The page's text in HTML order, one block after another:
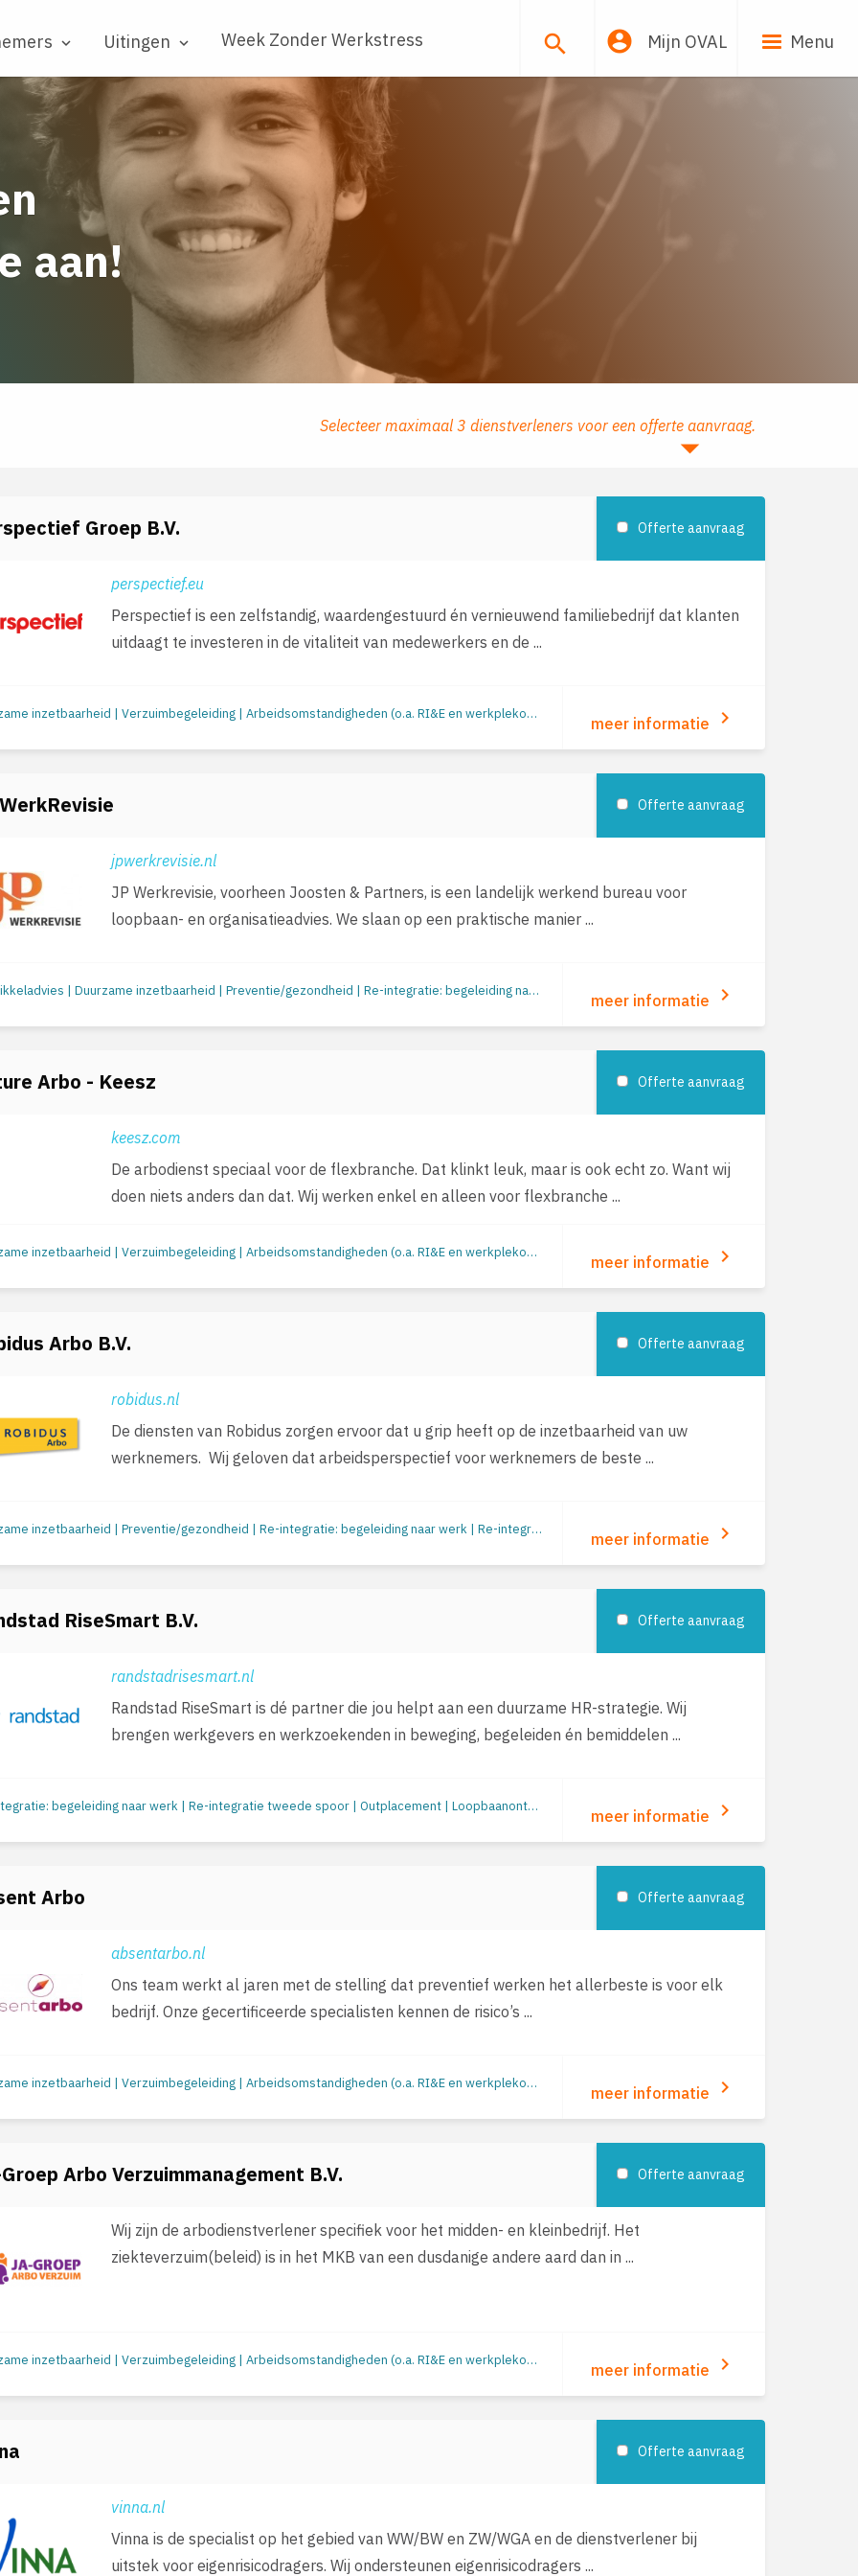
 Uitingen  Week Zonder Werkstress   Mijn OVAL Menu
aan!
Selecteer maximaal 3 dienstverleners voor een offerte aanvraag.
arrow_drop_down
Groep B.V. Offerte aanvraag
perspectief.eu
Perspectief is een zelfstandig, waardengestuurd én vernieuwend familiebedrijf dat klanten
uitdaagt te investeren in de vitaliteit van medewerkers en de ...
Duurzame inzetbaarheid | Verzuimbegeleiding | Arbeidsomstandigheden (o.a. RI&E en werkplekonderzoek) | Re-integratie: begeleiding naar werk | Jobcoaching | Re-integratie tweede spoor | Outplacement | Loopbaanbegeleiding | Loopbaanontwikkeling | Mobiliteit
meer informatie keyboard_arrow_right
Offerte aanvraag
jpwerkrevisie.nl
JP Werkrevisie, voorheen Joosten & Partners, is een landelijk werkend bureau voor
loopbaan- en organisatieadvies. We slaan op een praktische manier ...
Ontwikkeladvies | Duurzame inzetbaarheid | Preventie/gezondheid | Re-integratie: begeleiding naar werk | Re-integratie tweede spoor | Outplacement | Loopbaanbegeleiding | Loopbaanontwikkeling | Mobiliteit
meer informatie keyboard_arrow_right
Arbo - Keesz Offerte aanvraag
keesz.com
De arbodienst speciaal voor de flexbranche. Dat klinkt leuk, maar is ook echt zo. Want wij
doen niets anders dan dat. Wij werken enkel en alleen voor flexbranche ...
Duurzame inzetbaarheid | Verzuimbegeleiding | Arbeidsomstandigheden (o.a. RI&E en werkplekonderzoek) | Preventie/gezondheid | Re-integratie: begeleiding naar werk | Re-integratie tweede spoor
meer informatie keyboard_arrow_right
Arbo B.V. Offerte aanvraag
robidus.nl
De diensten van Robidus zorgen ervoor dat u grip heeft op de inzetbaarheid van uw
werknemers. Wij geloven dat arbeidsperspectief voor werknemers de beste ...
Duurzame inzetbaarheid | Preventie/gezondheid | Re-integratie: begeleiding naar werk | Re-integratie tweede spoor
meer informatie keyboard_arrow_right
RiseSmart B.V. Offerte aanvraag
randstadrisesmart.nl
Randstad RiseSmart is dé partner die jou helpt aan een duurzame HR-strategie. Wij
brengen werkgevers en werkzoekenden in beweging, begeleiden én bemiddelen ...
Re-integratie: begeleiding naar werk | Re-integratie tweede spoor | Outplacement | Loopbaanontwikkeling
meer informatie keyboard_arrow_right
Arbo Offerte aanvraag
absentarbo.nl
Ons team werkt al jaren met de stelling dat preventief werken het allerbeste is voor elk
bedrijf. Onze gecertificeerde specialisten kennen de risico’s ...
Duurzame inzetbaarheid | Verzuimbegeleiding | Arbeidsomstandigheden (o.a. RI&E en werkplekonderzoek) | Preventie/gezondheid | Re-integratie: begeleiding naar werk | Re-integratie tweede spoor | Outplacement | Loopbaanbegeleiding | Mobiliteit
meer informatie keyboard_arrow_right
Arbo Verzuimmanagement B.V. Offerte aanvraag
Wij zijn de arbodienstverlener specifiek voor het midden- en kleinbedrijf. Het
ziekteverzuim(beleid) is in het MKB van een dusdanige andere aard dan in ...
Duurzame inzetbaarheid | Verzuimbegeleiding | Arbeidsomstandigheden (o.a. RI&E en werkplekonderzoek) | Preventie/gezondheid | Re-integratie: begeleiding naar werk | Re-integratie tweede spoor
meer informatie keyboard_arrow_right
Offerte aanvraag
vinna.nl
Vinna is de specialist op het gebied van WW/BW en ZW/WGA en de dienstverlener bij
uitstek voor eigenrisicodragers. Wij ondersteunen eigenrisicodragers ...